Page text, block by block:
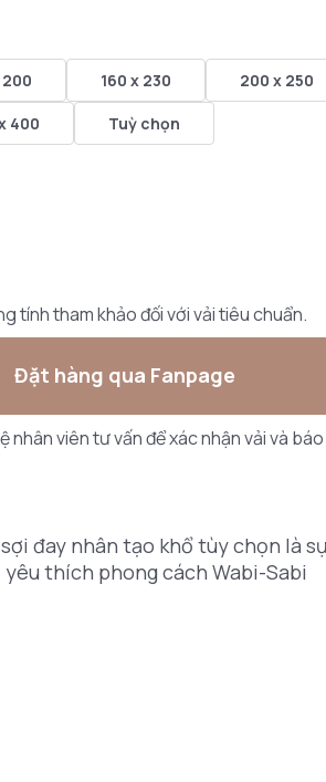
200 160 x 230 200 x 250
400 Tuỳ chọn
tính tham khảo đối với vải tiêu chuẩn.
Đặt hàng qua Fanpage
nhân viên tư vấn để xác nhận vải và
đay nhân tạo khổ tùy chọn là
thích phong cách Wabi-Sabi